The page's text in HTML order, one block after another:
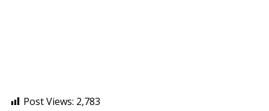
Post Views: 2,783